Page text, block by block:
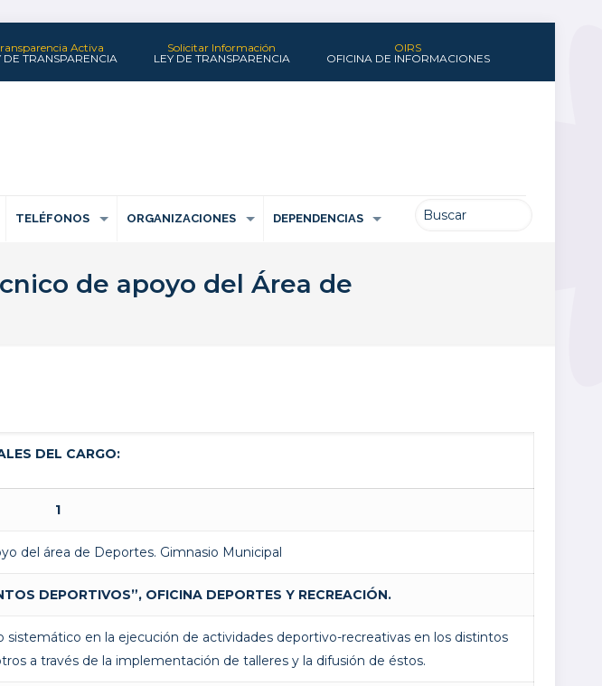
OIRS
OFICINA DE INFORMACIONES
Solicitar Información
LEY DE TRANSPARENCIA
Activa
DE TRANSPARENCIA
TELÉFONOS ORGANIZACIONES DEPENDENCIAS
de apoyo del Área de
DEL CARGO:
1
del área de Deportes. Gimnasio Municipal
DEPORTIVOS”, OFICINA DEPORTES Y RECREACIÓN.
en la ejecución de actividades deportivo-recreativas en los distintos
a través de la implementación de talleres y la difusión de éstos.